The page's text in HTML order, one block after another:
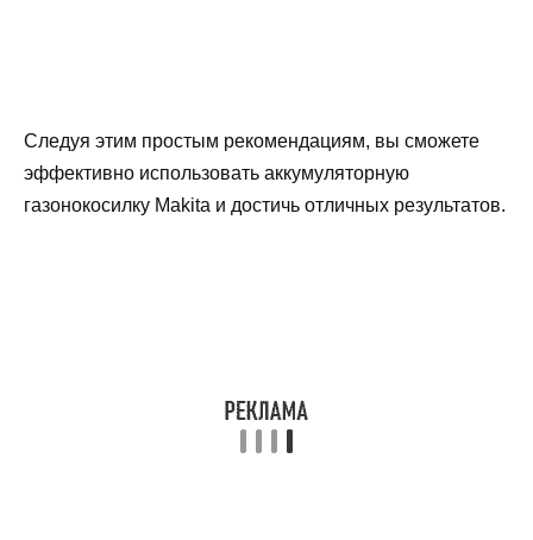
Следуя этим простым рекомендациям, вы сможете
эффективно использовать аккумуляторную
газонокосилку Makita и достичь отличных результатов.